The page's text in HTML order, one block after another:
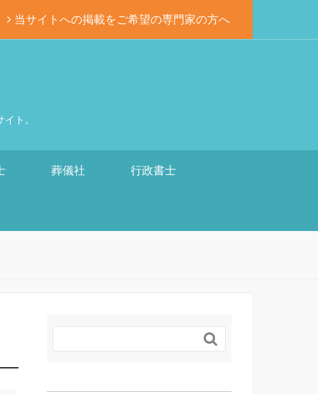
当サイトへの掲載をご希望の専門家の方へ
ト。
葬儀社 行政書士
